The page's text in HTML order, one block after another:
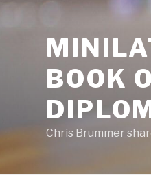
BOOK
Chris Brummer